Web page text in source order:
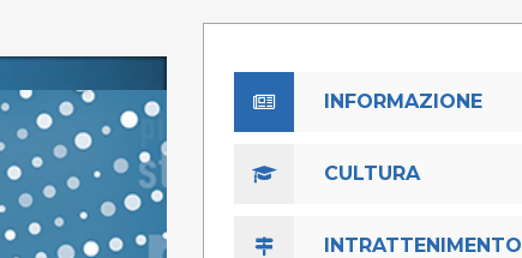
INFORMAZIONE
CULTURA
INTRATTENIMENTO